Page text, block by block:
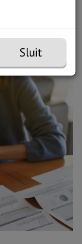
Sluit